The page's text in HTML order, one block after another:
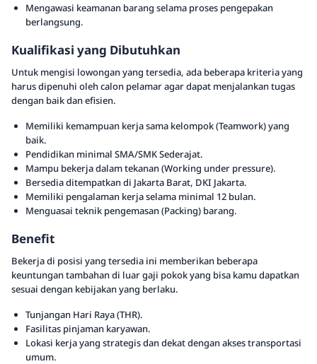
Mengawasi keamanan barang selama proses pengepakan
berlangsung.
Kualifikasi yang Dibutuhkan
Untuk mengisi lowongan yang tersedia, ada beberapa kriteria yang
harus dipenuhi oleh calon pelamar agar dapat menjalankan tugas
dengan baik dan efisien.
Memiliki kemampuan kerja sama kelompok (Teamwork) yang
baik.
Pendidikan minimal SMA/SMK Sederajat.
Mampu bekerja dalam tekanan (Working under pressure).
Bersedia ditempatkan di Jakarta Barat, DKI Jakarta.
Memiliki pengalaman kerja selama minimal 12 bulan.
Menguasai teknik pengemasan (Packing) barang.
Benefit
Bekerja di posisi yang tersedia ini memberikan beberapa
keuntungan tambahan di luar gaji pokok yang bisa kamu dapatkan
sesuai dengan kebijakan yang berlaku.
Tunjangan Hari Raya (THR).
Fasilitas pinjaman karyawan.
Lokasi kerja yang strategis dan dekat dengan akses transportasi
umum.